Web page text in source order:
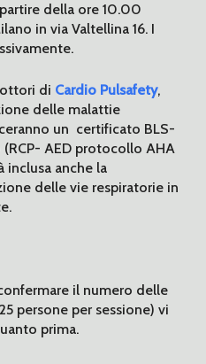
della ore 10.00
in via Valtellina 16. I
di Cardio Pulsafety,
delle malattie
un certificato BLS-
AED protocollo AHA
inclusa anche la
delle vie respiratorie in
il numero delle
persone per sessione) vi
prima.